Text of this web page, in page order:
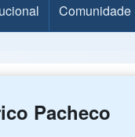
Comunidade
Pacheco